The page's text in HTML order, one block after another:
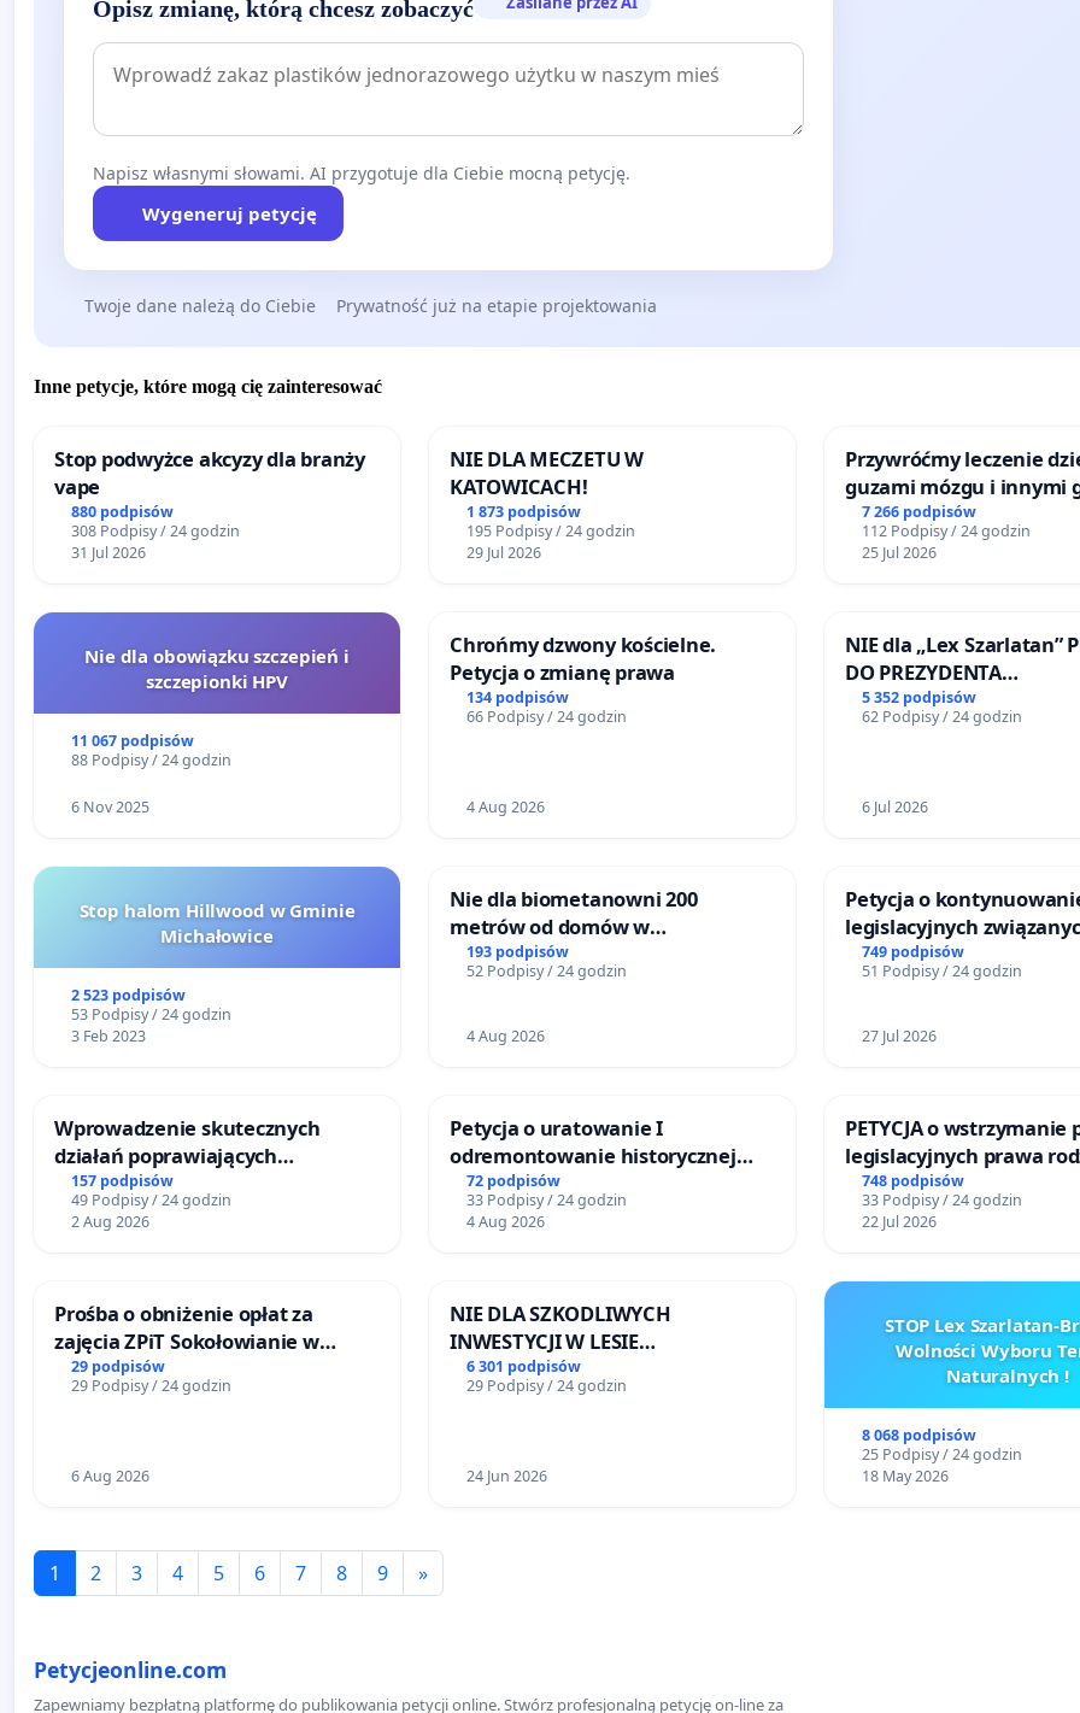
Opisz zmianę, którą chcesz zobaczyć
Napisz własnymi słowami. AI przygotuje dla Ciebie mocną petycję.
Wygeneruj petycję
Twoje dane należą do Ciebie Prywatność już na etapie projektowania
Inne petycje, które mogą cię zainteresować
Stop podwyżce akcyzy dla branży
vape
880 podpisów
308 Podpisy / 24 godzin
31 Jul 2026
NIE DLA MECZETU W
KATOWICACH!
1 873 podpisów
195 Podpisy / 24 godzin
29 Jul 2026
Przywróćmy leczenie
guzami mózgu i innymi
litymi do Górnośląskiego
Centrum Zdrowia
Katowicach
7 266 podpisów
112 Podpisy / 24 godzin
25 Jul 2026
Nie dla obowiązku szczepień i
szczepionki HPV
11 067 podpisów
88 Podpisy / 24 godzin
6 Nov 2025
Chrońmy dzwony kościelne.
Petycja o zmianę prawa
134 podpisów
66 Podpisy / 24 godzin
4 Aug 2026
NIE dla „Lex Szarlatan”
DO PREZYDENTA
RZECZYPOSPOLITEJ
5 352 podpisów
62 Podpisy / 24 godzin
6 Jul 2026
Stop halom Hillwood w Gminie
Michałowice
2 523 podpisów
53 Podpisy / 24 godzin
3 Feb 2023
Nie dla biometanowni 200
metrów od domów w
Biernatkach, gm. Wądroże
Wielkie
193 podpisów
52 Podpisy / 24 godzin
4 Aug 2026
Petycja o
legislacyjnych
reformą prawa
749 podpisów
51 Podpisy / 24 godzin
27 Jul 2026
Wprowadzenie skutecznych
działań poprawiających
bezpieczeństwo na ulicy
Żeromskiego w Otwocku
157 podpisów
49 Podpisy / 24 godzin
2 Aug 2026
Petycja o uratowanie I
odremontowanie historycznej
Lokomotywy sm42-914
72 podpisów
33 Podpisy / 24 godzin
4 Aug 2026
PETYCJA o wstrzymanie
legislacyjnych prawa
narażających ofiary
748 podpisów
33 Podpisy / 24 godzin
22 Jul 2026
Prośba o obniżenie opłat za
zajęcia ZPiT Sokołowianie w
Sokołowskim Ośrodku Kultury
29 podpisów
29 Podpisy / 24 godzin
6 Aug 2026
NIE DLA SZKODLIWYCH
INWESTYCJI W LESIE
ŁAGIEWNICKIM I ARTURÓWKU
6 301 podpisów
29 Podpisy / 24 godzin
24 Jun 2026
STOP Lex Szarlatan-
Wolności Wyboru
Naturalnych !
8 068 podpisów
25 Podpisy / 24 godzin
18 May 2026
1 2 3 4 5 6 7 8 9 »
Petycjeonline.com
Zapewniamy bezpłatną platformę do publikowania petycji online. Stwórz profesjonalną petycję on-line za